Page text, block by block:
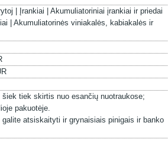
| Įrankiai | Akumuliatoriniai įrankiai ir priedai
| Akumuliatorinės viniakalės, kabiakalės ir
tiek skirtis nuo esančių nuotraukose;
pakuotėje.
atsiskaityti ir grynaisiais pinigais ir banko